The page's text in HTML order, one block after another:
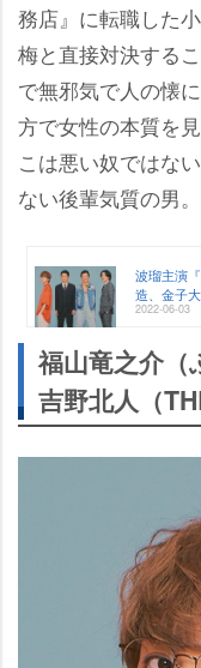
務店』に転職した
梅と直接対決する
で無邪気で人の懐
方で女性の本質を
こは悪い奴ではな
ない後輩気質の男。
波瑠主演
造、金子
2022-06-03
福山竜之介
吉野北人（